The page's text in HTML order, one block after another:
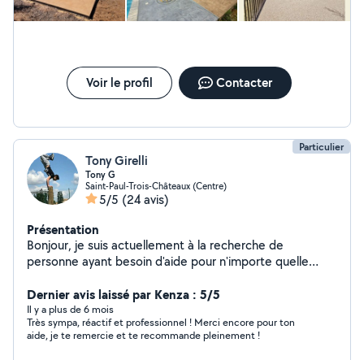
Voir le profil Contacter
Particulier
Tony Girelli
Tony G
Saint-Paul-Trois-Châteaux (Centre)
5/5 (24 avis)
Présentation
Bonjour, je suis actuellement à la recherche de
personne ayant besoin d'aide pour n'importe quelle
avec le sourire et je m'entend avec n'importe quelle
type d'âge. Je vous souhaite une bonne journée à tous
et peut être à bientôt!
Dernier avis laissé par Kenza : 5/5
Il y a plus de 6 mois
Très sympa, réactif et professionnel ! Merci encore pour ton
aide, je te remercie et te recommande pleinement !